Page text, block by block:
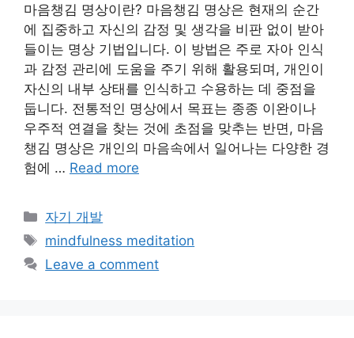
마음챙김 명상이란? 마음챙김 명상은 현재의 순간
에 집중하고 자신의 감정 및 생각을 비판 없이 받아
들이는 명상 기법입니다. 이 방법은 주로 자아 인식
과 감정 관리에 도움을 주기 위해 활용되며, 개인이
자신의 내부 상태를 인식하고 수용하는 데 중점을
둡니다. 전통적인 명상에서 목표는 종종 이완이나
우주적 연결을 찾는 것에 초점을 맞추는 반면, 마음
챙김 명상은 개인의 마음속에서 일어나는 다양한 경
험에 … Read more
Categories
자기 개발
Tags
mindfulness meditation
Leave a comment